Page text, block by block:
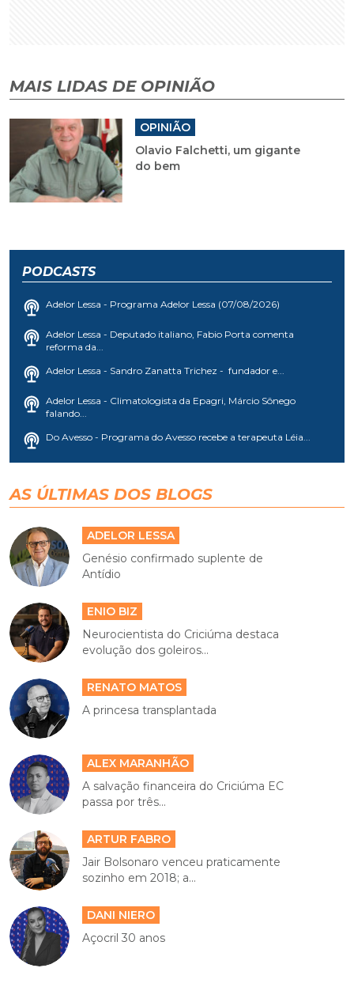
MAIS LIDAS DE OPINIÃO
OPINIÃO
Olavio Falchetti, um gigante
do bem
PODCASTS
Adelor Lessa - Programa Adelor Lessa (07/08/2026)
Adelor Lessa - Deputado italiano, Fabio Porta comenta
reforma da...
Adelor Lessa - Sandro Zanatta Trichez - fundador e...
Adelor Lessa - Climatologista da Epagri, Márcio Sônego
falando...
Do Avesso - Programa do Avesso recebe a terapeuta Léia...
AS ÚLTIMAS DOS BLOGS
ADELOR LESSA
Genésio confirmado suplente de
Antídio
ENIO BIZ
Neurocientista do Criciúma destaca
evolução dos goleiros...
RENATO MATOS
A princesa transplantada
ALEX MARANHÃO
A salvação financeira do Criciúma EC
passa por três...
ARTUR FABRO
Jair Bolsonaro venceu praticamente
sozinho em 2018; a...
DANI NIERO
Açocril 30 anos